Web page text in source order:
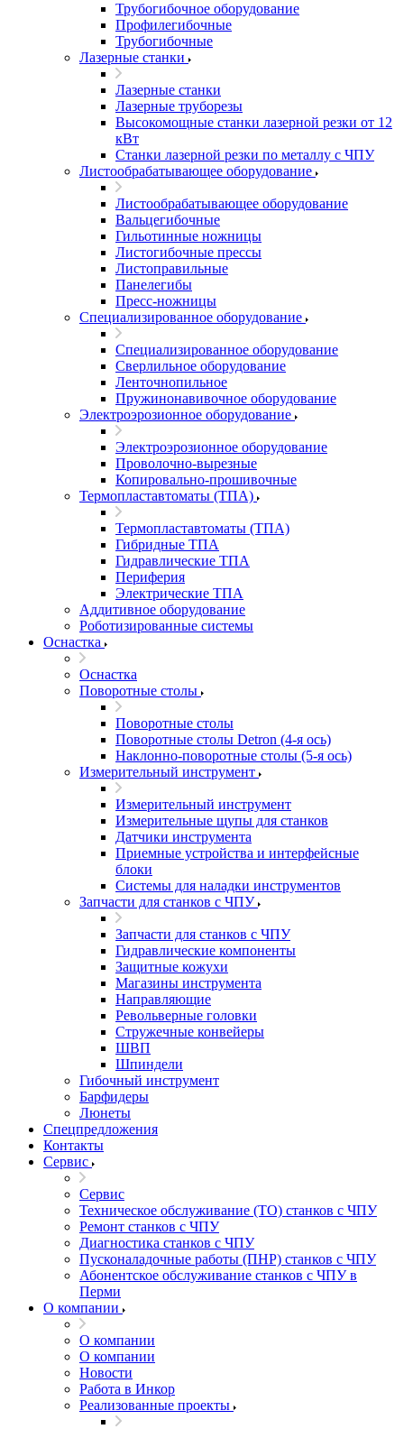
Трубогибочное оборудование
Профилегибочные
Трубогибочные
Лазерные станки
Лазерные станки
Лазерные труборезы
Высокомощные станки лазерной резки от 12
кВт
Станки лазерной резки по металлу с ЧПУ
Листообрабатывающее оборудование
Листообрабатывающее оборудование
Вальцегибочные
Гильотинные ножницы
Листогибочные прессы
Листоправильные
Панелегибы
Пресс-ножницы
Специализированное оборудование
Специализированное оборудование
Сверлильное оборудование
Ленточнопильное
Пружинонавивочное оборудование
Электроэрозионное оборудование
Электроэрозионное оборудование
Проволочно-вырезные
Копировально-прошивочные
Термопластавтоматы (ТПА)
Термопластавтоматы (ТПА)
Гибридные ТПА
Гидравлические ТПА
Периферия
Электрические ТПА
Аддитивное оборудование
Роботизированные системы
Оснастка
Оснастка
Поворотные столы
Поворотные столы
Поворотные столы Detron (4-я ось)
Наклонно-поворотные столы (5-я ось)
Измерительный инструмент
Измерительный инструмент
Измерительные щупы для станков
Датчики инструмента
Приемные устройства и интерфейсные
блоки
Системы для наладки инструментов
Запчасти для станков с ЧПУ
Запчасти для станков с ЧПУ
Гидравлические компоненты
Защитные кожухи
Магазины инструмента
Направляющие
Револьверные головки
Стружечные конвейеры
ШВП
Шпиндели
Гибочный инструмент
Барфидеры
Люнеты
Спецпредложения
Контакты
Сервис
Сервис
Техническое обслуживание (ТО) станков с ЧПУ
Ремонт станков с ЧПУ
Диагностика станков с ЧПУ
Пусконаладочные работы (ПНР) станков с ЧПУ
Абонентское обслуживание станков с ЧПУ в
Перми
О компании
О компании
О компании
Новости
Работа в Инкор
Реализованные проекты